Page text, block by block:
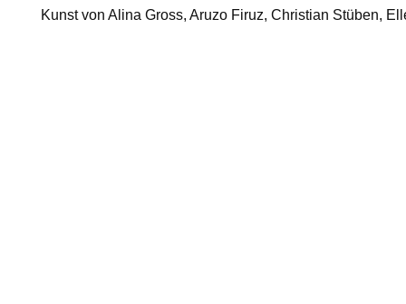
Kunst von Alina Gross, Aruzo Firuz, Christian Stüben,